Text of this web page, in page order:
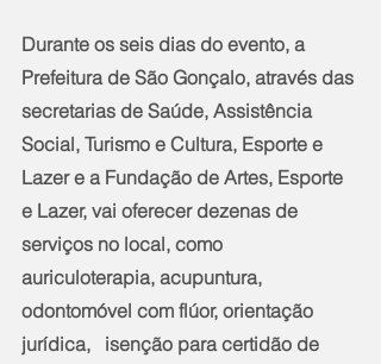
Durante os seis dias do evento, a
Prefeitura de São Gonçalo, através das
secretarias de Saúde, Assistência
Social, Turismo e Cultura, Esporte e
Lazer e a Fundação de Artes, Esporte
e Lazer, vai oferecer dezenas de
serviços no local, como
auriculoterapia, acupuntura,
odontomóvel com flúor, orientação
jurídica,   isenção para certidão de